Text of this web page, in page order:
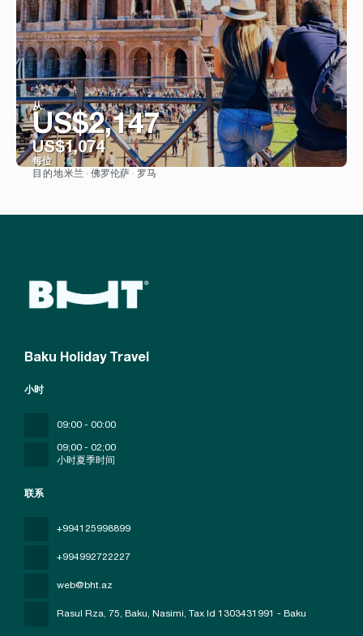
从
US$2,147
US$1,074
每位
目的地米兰 · 佛罗伦萨 · 罗马
Baku Holiday Travel
联系
+994125998899
+994992722227
web@bht.az
Rasul Rza, 75, Baku, Nasimi, Tax Id 1303431991 - Baku
小时
09:00 - 00:00
09;00 - 02;00
小时夏季时间